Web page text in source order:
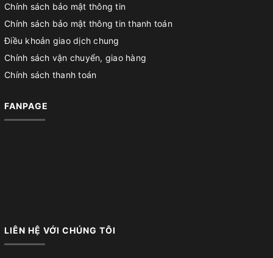
Chính sách bảo mật thông tin
Chính sách bảo mật thông tin thanh toán
Điều khoản giao dịch chung
Chính sách vận chuyển, giao hàng
Chính sách thanh toán
FANPAGE
LIÊN HỆ VỚI CHÚNG TÔI